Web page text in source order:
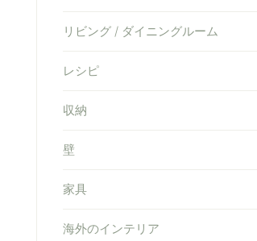
リビング / ダイニングルーム
レシピ
収納
壁
家具
海外のインテリア